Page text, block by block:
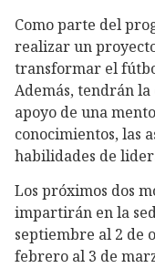
Como parte del
realizar un
transformar el
Además, tendrán
apoyo de una
conocimientos, las
habilidades de
Los próximos dos
impartirán en la
septiembre al 2 de
febrero al 3 de